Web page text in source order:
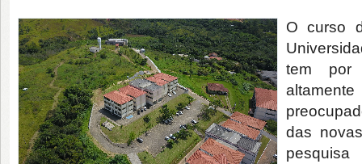
O curso
tem por
das